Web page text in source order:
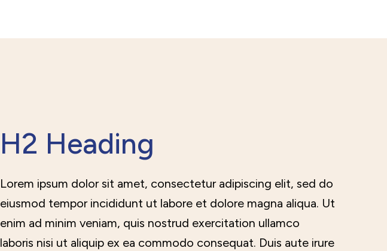
H2 Heading
Lorem ipsum dolor sit amet, consectetur adipiscing elit, sed do
eiusmod tempor incididunt ut labore et dolore magna aliqua. Ut
enim ad minim veniam, quis nostrud exercitation ullamco
laboris nisi ut aliquip ex ea commodo consequat. Duis aute irure